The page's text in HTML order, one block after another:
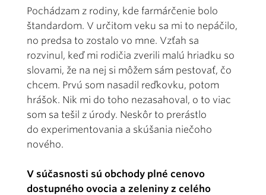
Pochádzam z rodiny, kde farmárčenie bolo
štandardom. V určitom veku sa mi to nepáčilo,
no predsa to zostalo vo mne. Vzťah sa
rozvinul, keď mi rodičia zverili malú hriadku so
slovami, že na nej si môžem sám pestovať, čo
chcem. Prvú som nasadil reďkovku, potom
hrášok. Nik mi do toho nezasahoval, o to viac
som sa tešil z úrody. Neskôr to prerástlo
do experimentovania a skúšania niečoho
nového.
V súčasnosti sú obchody plné cenovo
dostupného ovocia a zeleniny z celého